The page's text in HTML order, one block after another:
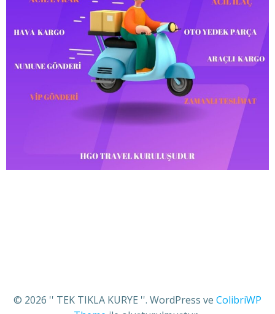
© 2026 '' TEK TIKLA KURYE ''. WordPress ve ColibriWP